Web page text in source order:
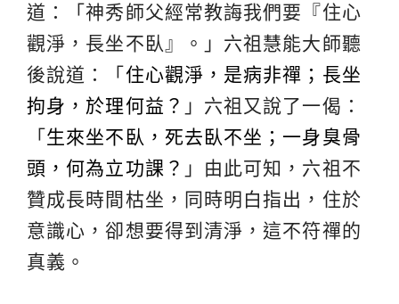
道：「神秀師父經常教誨我們要『住心
觀淨，長坐不臥』。」六祖慧能大師聽
後說道：「 住心觀淨，是病非禪；長坐
拘身，於理何益？ 」六祖又說了一偈：
「 生來坐不臥，死去臥不坐；一身臭骨
頭，何為立功課？ 」由此可知，六祖不
贊成長時間枯坐，同時明白指出，住於
意識心，卻想要得到清淨，這不符禪的
真義。